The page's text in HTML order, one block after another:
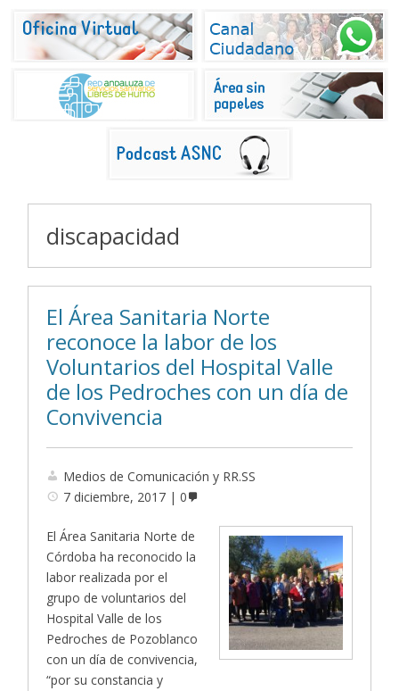
discapacidad
El Área Sanitaria Norte
reconoce la labor de los
Voluntarios del Hospital Valle
de los Pedroches con un día de
Convivencia
Medios de Comunicación y RR.SS
7 diciembre, 2017
0
El Área Sanitaria Norte de
Córdoba ha reconocido la
labor realizada por el
grupo de voluntarios del
Hospital Valle de los
Pedroches de Pozoblanco
con un día de convivencia,
“por su constancia y